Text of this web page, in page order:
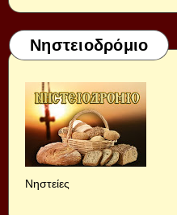
Νηστειοδρόμιο
Νηστείες